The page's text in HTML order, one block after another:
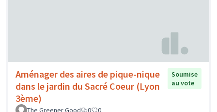
Aménager des aires de pique-nique
dans le jardin du Sacré Coeur (Lyon
3ème)
Soumise
au vote
The Greener Good 0 0